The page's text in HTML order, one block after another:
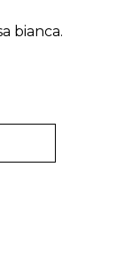
bianca.